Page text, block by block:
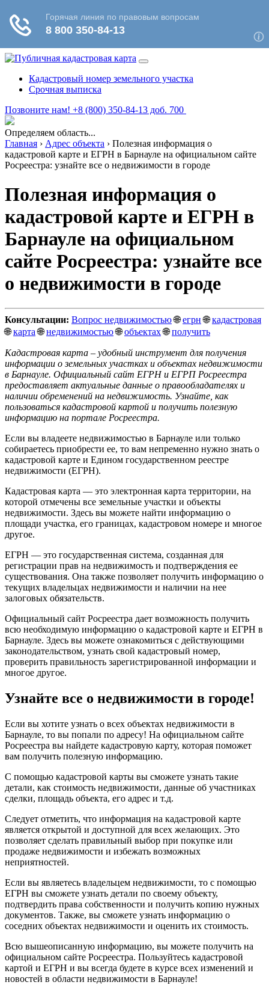
Кадастровый номер земельного участка
Срочная выписка
Позвоните нам! +8 (800) 350-84-13 доб. 700
Определяем область...
Главная › Адрес объекта › Полезная информация о
кадастровой карте и ЕГРН в Барнауле на официальном сайте
Росреестра: узнайте все о недвижимости в городе
Полезная информация о
кадастровой карте и ЕГРН в
Барнауле на официальном
сайте Росреестра: узнайте все
о недвижимости в городе
Консультации: Вопрос недвижимостью🌐егрн🌐кадастровая
🌐карта🌐недвижимостью🌐объектах🌐получить
Кадастровая карта – удобный инструмент для получения
информации о земельных участках и объектах недвижимости
в Барнауле. Официальный сайт ЕГРН и ЕГРП Росреестра
предоставляет актуальные данные о правообладателях и
наличии обременений на недвижимость. Узнайте, как
пользоваться кадастровой картой и получить полезную
информацию на портале Росреестра.
Если вы владеете недвижимостью в Барнауле или только
собираетесь приобрести ее, то вам непременно нужно знать о
кадастровой карте и Едином государственном реестре
недвижимости (ЕГРН).
Кадастровая карта — это электронная карта территории, на
которой отмечены все земельные участки и объекты
недвижимости. Здесь вы можете найти информацию о
площади участка, его границах, кадастровом номере и многое
другое.
ЕГРН — это государственная система, созданная для
регистрации прав на недвижимость и подтверждения ее
существования. Она также позволяет получить информацию о
текущих владельцах недвижимости и наличии на нее
залоговых обязательств.
Официальный сайт Росреестра дает возможность получить
всю необходимую информацию о кадастровой карте и ЕГРН в
Барнауле. Здесь вы можете ознакомиться с действующими
законодательством, узнать свой кадастровый номер,
проверить правильность зарегистрированной информации и
многое другое.
Узнайте все о недвижимости в городе!
Если вы хотите узнать о всех объектах недвижимости в
Барнауле, то вы попали по адресу! На официальном сайте
Росреестра вы найдете кадастровую карту, которая поможет
вам получить полезную информацию.
С помощью кадастровой карты вы сможете узнать такие
детали, как стоимость недвижимости, данные об участниках
сделки, площадь объекта, его адрес и т.д.
Следует отметить, что информация на кадастровой карте
является открытой и доступной для всех желающих. Это
позволяет сделать правильный выбор при покупке или
продаже недвижимости и избежать возможных
неприятностей.
Если вы являетесь владельцем недвижимости, то с помощью
ЕГРН вы сможете узнать детали по своему объекту,
подтвердить права собственности и получить копию нужных
документов. Также, вы сможете узнать информацию о
соседних объектах недвижимости и оценить их стоимость.
Всю вышеописанную информацию, вы можете получить на
официальном сайте Росреестра. Пользуйтесь кадастровой
картой и ЕГРН и вы всегда будете в курсе всех изменений и
новостей в области недвижимости в Барнауле!